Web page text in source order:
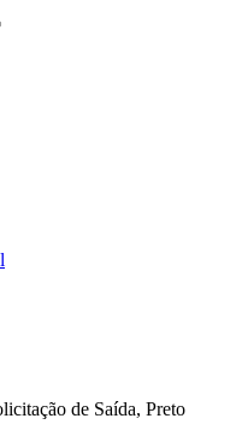
de Saída, Preto